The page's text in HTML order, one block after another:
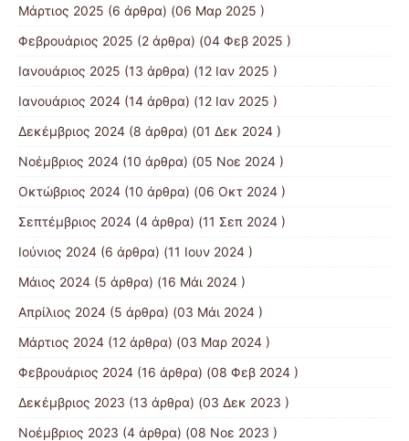
Μάρτιος 2025 (6 άρθρα) (06 Μαρ 2025 )
Φεβρουάριος 2025 (2 άρθρα) (04 Φεβ 2025 )
Ιανουάριος 2025 (13 άρθρα) (12 Ιαν 2025 )
Ιανουάριος 2024 (14 άρθρα) (12 Ιαν 2025 )
Δεκέμβριος 2024 (8 άρθρα) (01 Δεκ 2024 )
Νοέμβριος 2024 (10 άρθρα) (05 Νοε 2024 )
Οκτώβριος 2024 (10 άρθρα) (06 Οκτ 2024 )
Σεπτέμβριος 2024 (4 άρθρα) (11 Σεπ 2024 )
Ιούνιος 2024 (6 άρθρα) (11 Ιουν 2024 )
Μάιος 2024 (5 άρθρα) (16 Μάι 2024 )
Απρίλιος 2024 (5 άρθρα) (03 Μάι 2024 )
Μάρτιος 2024 (12 άρθρα) (03 Μαρ 2024 )
Φεβρουάριος 2024 (16 άρθρα) (08 Φεβ 2024 )
Δεκέμβριος 2023 (13 άρθρα) (03 Δεκ 2023 )
Νοέμβριος 2023 (4 άρθρα) (08 Νοε 2023 )